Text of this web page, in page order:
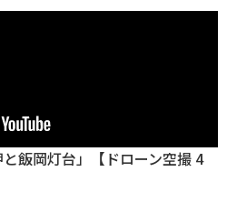
飯岡灯台」【ドローン空撮 4